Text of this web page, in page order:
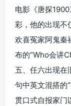
电影《唐探
彩，他的出现不
欢喜冤家阿鬼秦
布的“Who会讲
五、任六出现在
句中英文混搭的
贯口式自报家门